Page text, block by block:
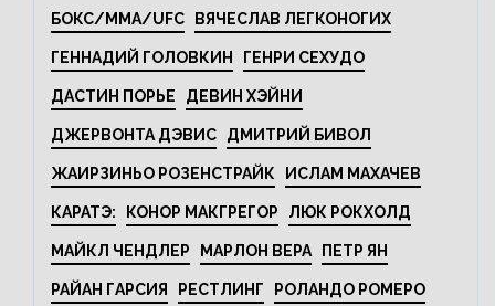
БОКС/MMA/UFC ВЯЧЕСЛАВ ЛЕГКОНОГИХ
ГЕННАДИЙ ГОЛОВКИН ГЕНРИ СЕХУДО
ДАСТИН ПОРЬЕ ДЕВИН ХЭЙНИ
ДЖЕРВОНТА ДЭВИС ДМИТРИЙ БИВОЛ
ЖАИРЗИНЬО РОЗЕНСТРАЙК ИСЛАМ МАХАЧЕВ
КАРАТЭ: КОНОР МАКГРЕГОР ЛЮК РОКХОЛД
МАЙКЛ ЧЕНДЛЕР МАРЛОН ВЕРА ПЕТР ЯН
РАЙАН ГАРСИЯ РЕСТЛИНГ РОЛАНДО РОМЕРО